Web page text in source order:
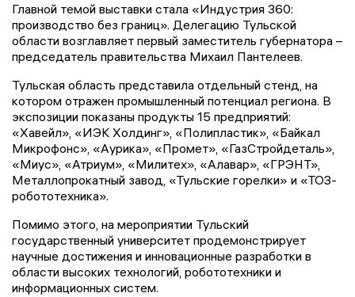
Главной темой выставки стала «Индустрия 360:
производство без границ». Делегацию Тульской
области возглавляет первый заместитель губернатора –
председатель правительства Михаил Пантелеев.
Тульская область представила отдельный стенд, на
котором отражен промышленный потенциал региона. В
экспозиции показаны продукты 15 предприятий:
«Хавейл», «ИЭК Холдинг», «Полипластик», «Байкал
Микрофонс», «Аурика», «Промет», «ГазСтройдеталь»,
«Миус», «Атриум», «Милитех», «Алавар», «ГРЭНТ»,
Металлопрокатный завод, «Тульские горелки» и «ТОЗ-
робототехника».
Помимо этого, на мероприятии Тульский
государственный университет продемонстрирует
научные достижения и инновационные разработки в
области высоких технологий, робототехники и
информационных систем.